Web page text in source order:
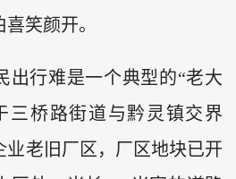
笑颜开。
出行难是一个典型的“老大
三桥路街道与黔灵镇交界
业老旧厂区，厂区地块已开